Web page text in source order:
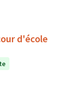
d'école